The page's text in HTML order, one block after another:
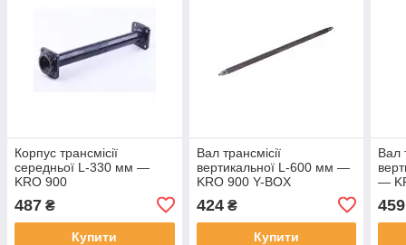
Корпус трансмісії
середньої L-330 мм —
KRO 900
487 ₴
Купити
Вал трансмісії
вертикальної L-600 мм —
KRO 900 Y-BOX
424₴
Купити
Вал
—
459